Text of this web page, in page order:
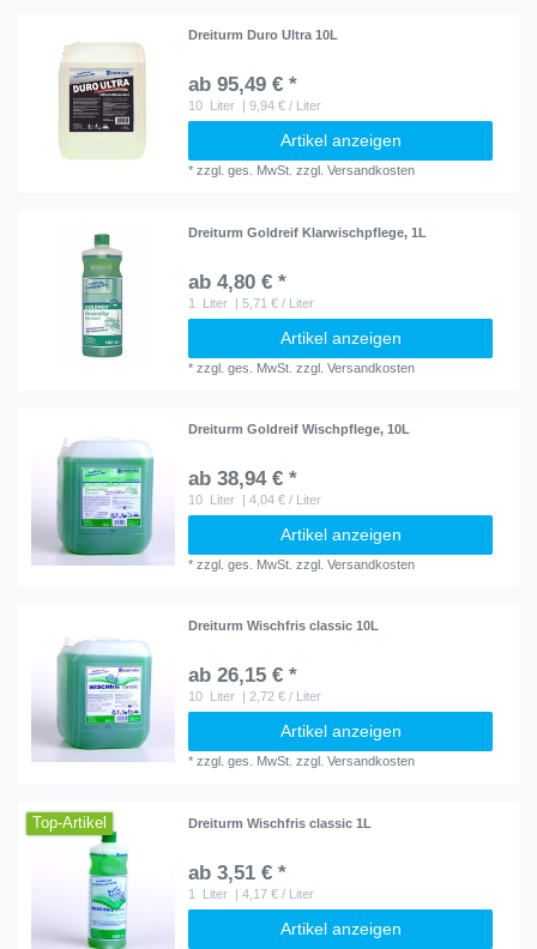
Dreiturm Duro Ultra 10L
ab 95,49 € *
10 Liter | 9,94 € / Liter
Artikel anzeigen
*zzgl. ges. MwSt. zzgl.Versandkosten
Dreiturm Goldreif Klarwischpflege, 1L
ab 4,80 € *
1 Liter | 5,71 € / Liter
Artikel anzeigen
*zzgl. ges. MwSt. zzgl.Versandkosten
Dreiturm Goldreif Wischpflege, 10L
ab 38,94 € *
10 Liter | 4,04 € / Liter
Artikel anzeigen
*zzgl. ges. MwSt. zzgl.Versandkosten
Dreiturm Wischfris classic 10L
ab 26,15 € *
10 Liter | 2,72 € / Liter
Artikel anzeigen
*zzgl. ges. MwSt. zzgl.Versandkosten
Top-Artikel Dreiturm Wischfris classic 1L
ab 3,51 € *
1 Liter | 4,17 € / Liter
Artikel anzeigen